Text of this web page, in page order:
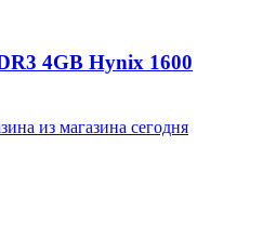
4GB Hynix 1600
из магазина сегодня